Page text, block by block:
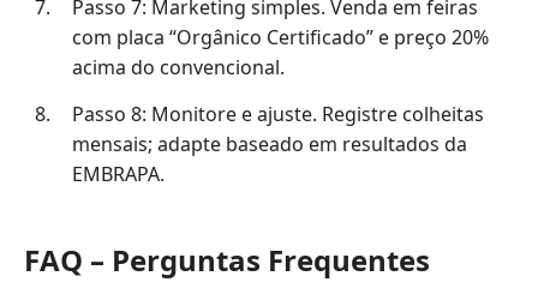
Passo 7: Marketing simples. Venda em feiras
com placa “Orgânico Certificado” e preço 20%
acima do convencional.
Passo 8: Monitore e ajuste. Registre colheitas
mensais; adapte baseado em resultados da
EMBRAPA.
FAQ – Perguntas Frequentes